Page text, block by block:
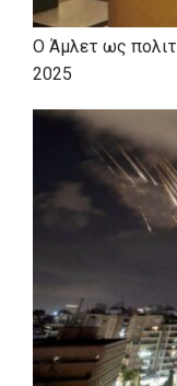
Ο Άμλετ ως
2025